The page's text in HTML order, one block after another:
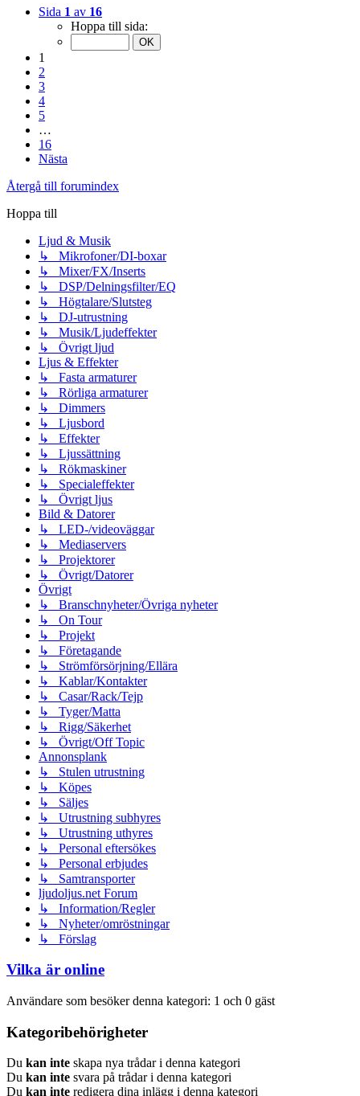
Sida 1 av 16
Hoppa till sida:
1
2
3
4
5
…
16
Nästa
Återgå till forumindex
Hoppa till
Ljud & Musik
↳ Mikrofoner/DI-boxar
↳ Mixer/FX/Inserts
↳ DSP/Delningsfilter/EQ
↳ Högtalare/Slutsteg
↳ DJ-utrustning
↳ Musik/Ljudeffekter
↳ Övrigt ljud
Ljus & Effekter
↳ Fasta armaturer
↳ Rörliga armaturer
↳ Dimmers
↳ Ljusbord
↳ Effekter
↳ Ljussättning
↳ Rökmaskiner
↳ Specialeffekter
↳ Övrigt ljus
Bild & Datorer
↳ LED-/videoväggar
↳ Mediaservers
↳ Projektorer
↳ Övrigt/Datorer
Övrigt
↳ Branschnyheter/Övriga nyheter
↳ On Tour
↳ Projekt
↳ Företagande
↳ Strömförsörjning/Ellära
↳ Kablar/Kontakter
↳ Casar/Rack/Tejp
↳ Tyger/Matta
↳ Rigg/Säkerhet
↳ Övrigt/Off Topic
Annonsplank
↳ Stulen utrustning
↳ Köpes
↳ Säljes
↳ Utrustning subhyres
↳ Utrustning uthyres
↳ Personal eftersökes
↳ Personal erbjudes
↳ Samtransporter
ljudoljus.net Forum
↳ Information/Regler
↳ Nyheter/omröstningar
↳ Förslag
Vilka är online
Användare som besöker denna kategori: 1 och 0 gäst
Kategoribehörigheter
Du kan inte skapa nya trådar i denna kategori
Du kan inte svara på trådar i denna kategori
Du kan inte redigera dina inlägg i denna kategori